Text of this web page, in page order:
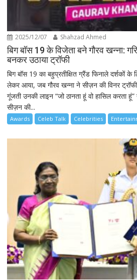
2025/12/07 Shahzad Ahmed
बिग बॉस 19 के विजेता बने गौरव खन्ना:
बनकर उठाया ट्रॉफी
बिग बॉस 19 का बहुप्रतीक्षित ग्रैंड फिनाले दर्शकों के
लेकर आया, जब गौरव खन्ना ने सीज़न की विनर
गूंजती उनकी लाइन “जो ठानता हूं वो हासिल करता
सीज़न की...
Awards Celeb Talk Celebrities